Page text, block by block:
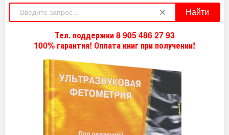
Найти
Тел. поддержки 8 905 486 27 93
100% гарантия! Оплата книг при получении!